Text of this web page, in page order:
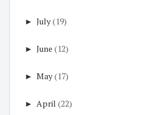
► July(19)
► June (12)
► May(17)
► April (22)